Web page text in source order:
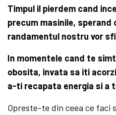
Timpul il pierdem cand
precum masinile, sperand
randamentul nostru vor
In momentele cand te
obosita, invata sa iti
a-ti recapata energia si a
Opreste-te din ceea ce faci